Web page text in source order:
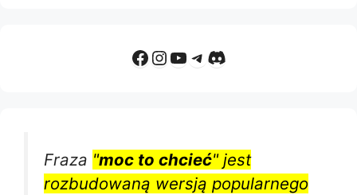
Facebook
Instagram
YouTube
Telegram
Discord
Fraza "moc to chcieć" jest
rozbudowaną wersją popularnego